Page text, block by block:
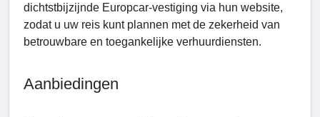
dichtstbijzijnde Europcar-vestiging via hun website,
zodat u uw reis kunt plannen met de zekerheid van
betrouwbare en toegankelijke verhuurdiensten.
Aanbiedingen